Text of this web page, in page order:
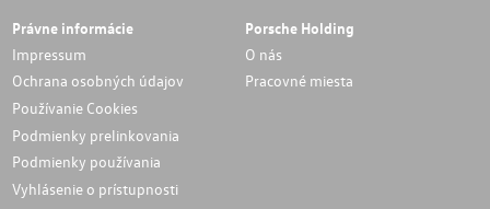
Právne informácie
Impressum
Ochrana osobných údajov
Používanie Cookies
Podmienky prelinkovania
Podmienky používania
Vyhlásenie o prístupnosti
Porsche Holding
O nás
Pracovné miesta